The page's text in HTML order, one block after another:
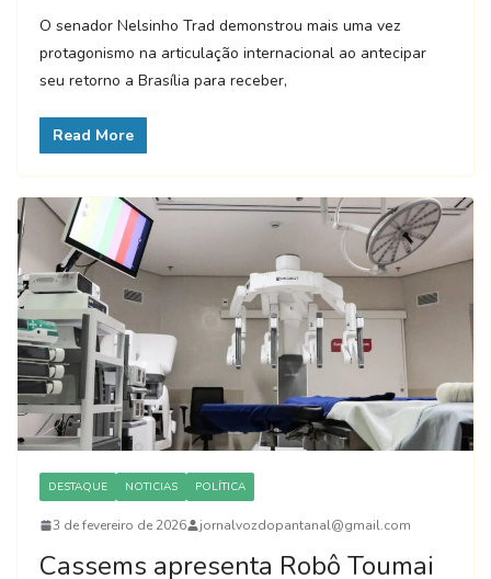
O senador Nelsinho Trad demonstrou mais uma vez
protagonismo na articulação internacional ao antecipar
seu retorno a Brasília para receber,
Read More
DESTAQUE NOTICIAS POLÍTICA
3 de fevereiro de 2026 jornalvozdopantanal@gmail.com
Cassems apresenta Robô Toumai